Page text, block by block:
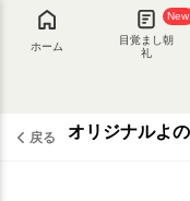
ホーム
New
目覚まし朝
礼
戻る